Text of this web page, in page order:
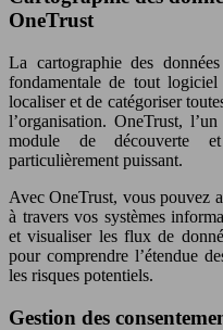
OneTrust
La cartographie des
fondamentale de tout
localiser et de catégoriser
l’organisation. OneTrust,
module de découverte
particulièrement puissant.
Avec OneTrust, vous pouvez
à travers vos systèmes
et visualiser les flux de
pour comprendre l’étendue
les risques potentiels.
Gestion des